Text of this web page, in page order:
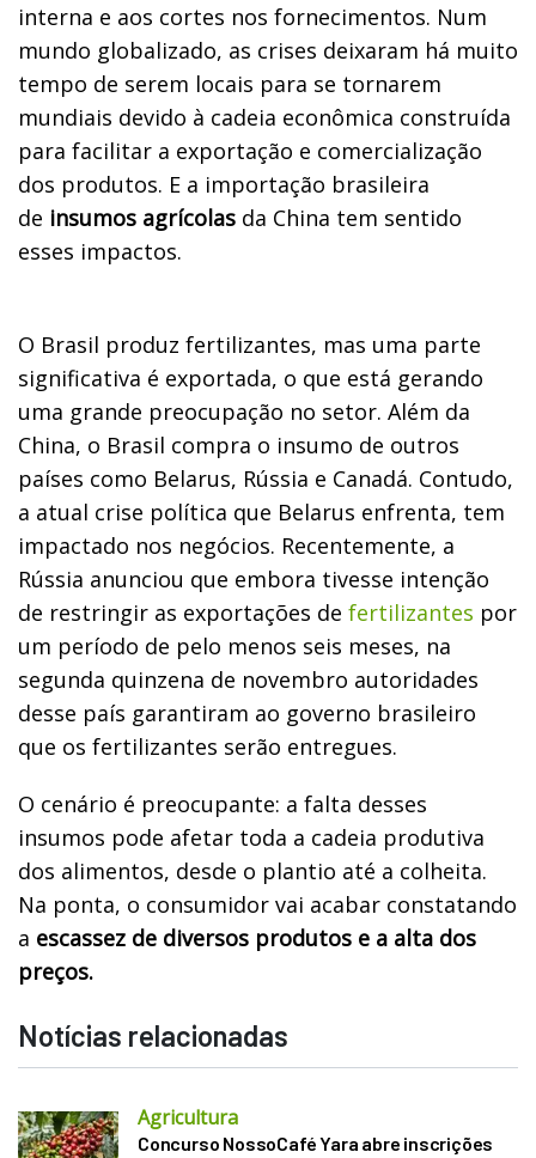
interna e aos cortes nos fornecimentos. Num
mundo globalizado, as crises deixaram há muito
tempo de serem locais para se tornarem
mundiais devido à cadeia econômica construída
para facilitar a exportação e comercialização
dos produtos. E a importação brasileira
de insumos agrícolas da China tem sentido
esses impactos.
O Brasil produz fertilizantes, mas uma parte
significativa é exportada, o que está gerando
uma grande preocupação no setor. Além da
China, o Brasil compra o insumo de outros
países como Belarus, Rússia e Canadá. Contudo,
a atual crise política que Belarus enfrenta, tem
impactado nos negócios. Recentemente, a
Rússia anunciou que embora tivesse intenção
de restringir as exportações de fertilizantes por
um período de pelo menos seis meses, na
segunda quinzena de novembro autoridades
desse país garantiram ao governo brasileiro
que os fertilizantes serão entregues.
O cenário é preocupante: a falta desses
insumos pode afetar toda a cadeia produtiva
dos alimentos, desde o plantio até a colheita.
Na ponta, o consumidor vai acabar constatando
a escassez de diversos produtos e a alta dos
preços.
Notícias relacionadas
Agricultura
Concurso NossoCafé Yara abre inscrições